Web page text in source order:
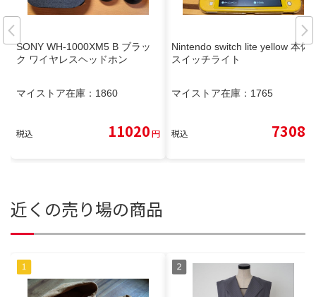
SONY WH-1000XM5 B ブラッ
ク ワイヤレスヘッドホン
マイストア在庫： 1860
税込 11020円
Nintendo switch lite yellow 本体
スイッチライト
マイストア在庫： 1765
税込 7308
近くの売り場の商品